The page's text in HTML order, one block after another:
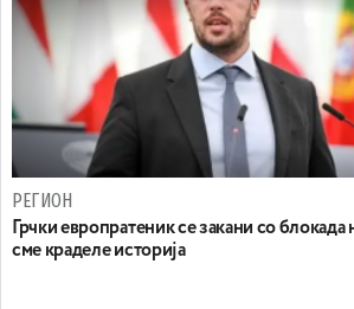
РЕГИОН
Грчки европратеник се закани со
сме краделе историја